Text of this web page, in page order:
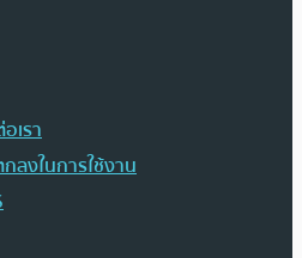
เรา
ลงในการใช้งาน